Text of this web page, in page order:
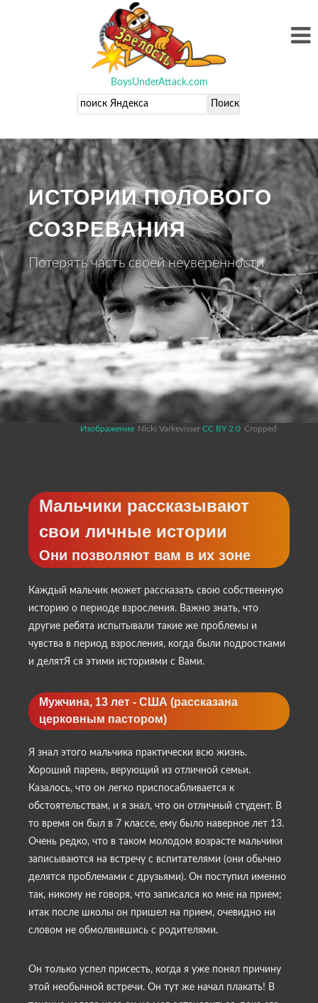
BoysUnderAttack.com
ИСТОРИИ ПОЛОВОГО
СОЗРЕВАНИЯ
Потерять часть своей неуверенности
Изображение Nicki Varkevisser CC BY 2.0 Cropped
Мальчики рассказывают
свои личные истории
Они позволяют вам в их зоне
Каждый мальчик может рассказать свою собственную
историю о периоде взросления. Важно знать, что
другие ребята испытывали такие же проблемы и
чувства в период взросления, когда были подростками
и делятЯ ся этими историями с Вами.
Мужчина, 13 лет - США (рассказана
церковным пастором)
Я знал этого мальчика практически всю жизнь.
Хороший парень, верующий из отличной семьи.
Казалось, что он легко приспосабливается к
обстоятельствам, и я знал, что он отличный студент. В
то время он был в 7 классе, ему было наверное лет 13.
Очень редко, что в таком молодом возрасте мальчики
записываются на встречу с вспитателями (они обычно
делятся проблемами с друзьями). Он поступил именно
так, никому не говоря, что записался ко мне на прием;
итак после школы он пришел на прием, очевидно ни
словом не обмолвившись с родителями.
Он только успел присесть, когда я уже понял причину
этой необычной встречи. Он тут же начал плакать! В